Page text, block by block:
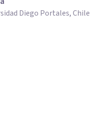
Diego Portales, Chile